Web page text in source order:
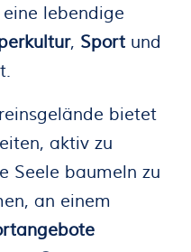
lebendige
, Sport und
bietet
aktiv zu
Seele baumeln zu
an einem